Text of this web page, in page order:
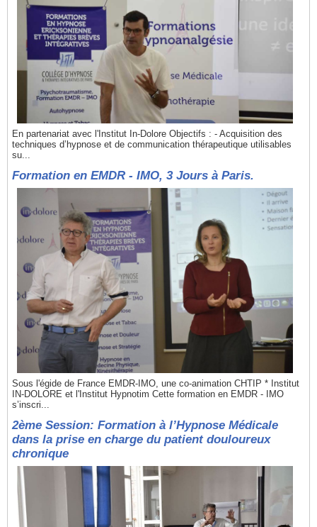
En partenariat avec l'Institut In-Dolore Objectifs : - Acquisition des
techniques d’hypnose et de communication thérapeutique utilisables
su...
Formation en EMDR - IMO, 3 Jours à Paris.
Sous l'égide de France EMDR-IMO, une co-animation CHTIP * Institut
IN-DOLORE et l'Institut Hypnotim Cette formation en EMDR - IMO
s’inscri...
2ème Session: Formation à l’Hypnose Médicale
dans la prise en charge du patient douloureux
chronique